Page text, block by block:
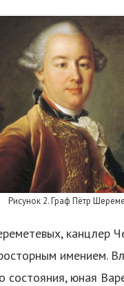
Рисунок 2. Граф Пётр
канцлер
имением.
состояния, юная